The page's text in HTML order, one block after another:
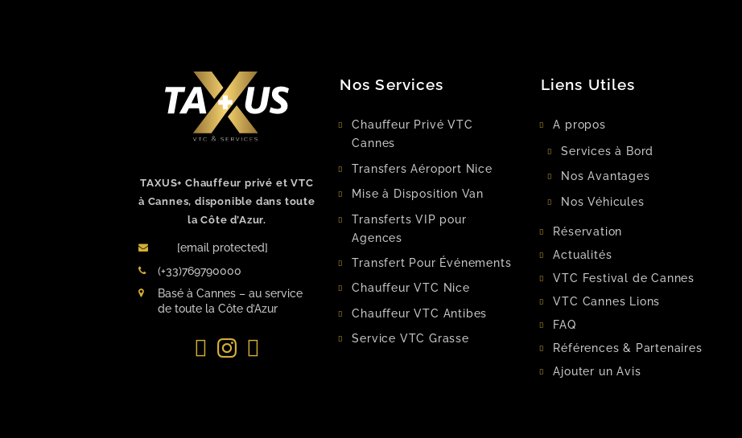
TAXUS+ Chauffeur privé et VTC
à Cannes, disponible dans toute
la Côte d’Azur.
[email protected]
(+33)769790000
Basé à Cannes – au service
de toute la Côte d’Azur
Facebook
Instagram
LinkedIn
Nos Services
Chauffeur Privé VTC
Cannes
Transfers Aéroport Nice
Mise à Disposition Van
Transferts VIP pour
Agences
Transfert Pour Événements
Chauffeur VTC Nice
Chauffeur VTC Antibes
Service VTC Grasse
Liens Utiles
A propos
Services à Bord
Nos Avantages
Nos Véhicules
Réservation
Actualités
VTC Festival de Cannes
VTC Cannes Lions
FAQ
Références & Partenaires
Ajouter un Avis